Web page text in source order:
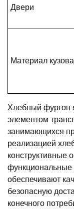
Двери
Материал кузова
Хлебный фургон
элементом
занимающихся
реализацией
конструктивные
обеспечивают
безопасную
конечного